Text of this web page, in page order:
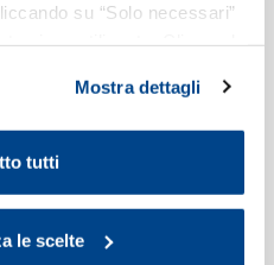
su “Solo necessari”
ciascuna categoria di
consulta la
Mostra dettagli
tutti
le scelte